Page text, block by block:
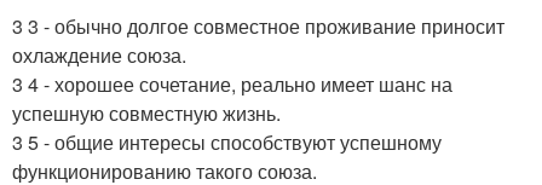
3 3 - обычно долгое совместное проживание приносит
охлаждение союза.
3 4 - хорошее сочетание, реально имеет шанс на
успешную совместную жизнь.
3 5 - общие интересы способствуют успешному
функционированию такого союза.